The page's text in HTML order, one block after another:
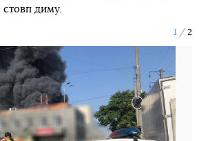
стовп диму.
1 2